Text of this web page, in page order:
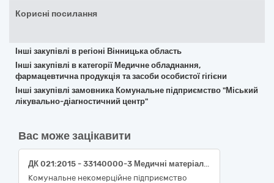
Корисні посилання
Інші закупівлі в регіоні Вінницька область
Інші закупівлі в категорії Медичне обладнання,
фармацевтична продукція та засоби особистої гігієни
Інші закупівлі замовника Комунальне підприємство "Міський
лікувально-діагностичний центр"
Вас може зацікавити
ДК 021:2015 - 33140000-3 Медичні матеріали (Стоматологічні матеріали)
Комунальне некомерційне підприємство